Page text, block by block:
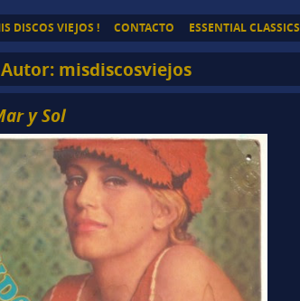
DISCOS VIEJOS ! CONTACTO ESSENTIAL CLASSICS
Autor: misdiscosviejos
y Sol